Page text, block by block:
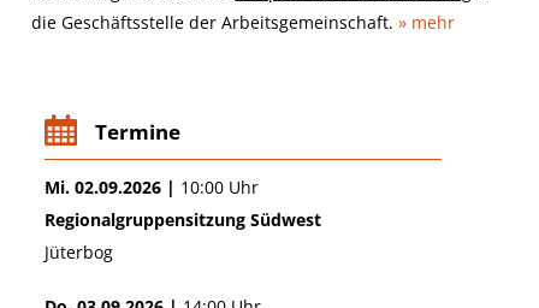
die Geschäftsstelle der Arbeitsgemeinschaft. » mehr
Termine
Mi. 02.09.2026 | 10:00 Uhr
Regionalgruppensitzung Südwest
Jüterbog